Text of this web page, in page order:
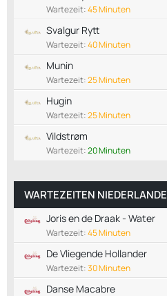
Wartezeit:45 Minuten
Svalgur Rytt
Wartezeit:40 Minuten
Munin
Wartezeit:25 Minuten
Hugin
Wartezeit:25 Minuten
Vildstrøm
Wartezeit:20 Minuten
WARTEZEITEN NIEDERLANDE
Joris en de Draak - Water
Wartezeit:45 Minuten
De Vliegende Hollander
Wartezeit:30 Minuten
Danse Macabre